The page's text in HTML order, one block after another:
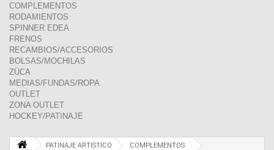
COMPLEMENTOS
RODAMIENTOS
SPINNER EDEA
FRENOS
RECAMBIOS/ACCESORIOS
BOLSAS/MOCHILAS
ZÜCA
MEDIAS/FUNDAS/ROPA
OUTLET
ZONA OUTLET
HOCKEY/PATINAJE
PATINAJE ARTISTICO
COMPLEMENTOS